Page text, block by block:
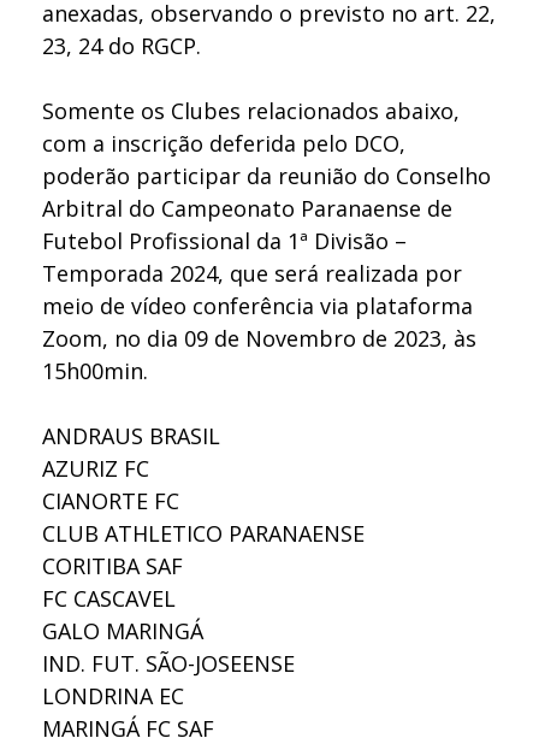
anexadas, observando o previsto no art. 22,
23, 24 do RGCP.
Somente os Clubes relacionados abaixo,
com a inscrição deferida pelo DCO,
poderão participar da reunião do Conselho
Arbitral do Campeonato Paranaense de
Futebol Profissional da 1ª Divisão –
Temporada 2024, que será realizada por
meio de vídeo conferência via plataforma
Zoom, no dia 09 de Novembro de 2023, às
15h00min.
ANDRAUS BRASIL
AZURIZ FC
CIANORTE FC
CLUB ATHLETICO PARANAENSE
CORITIBA SAF
FC CASCAVEL
GALO MARINGÁ
IND. FUT. SÃO-JOSEENSE
LONDRINA EC
MARINGÁ FC SAF